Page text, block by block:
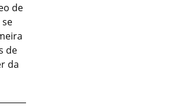
de
de
da